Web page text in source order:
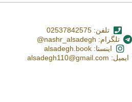
تلفن: 02537842575
تلگرام: nashr_alsadegh@
اینستا: alsadegh.book
ایمیل: alsadegh110@gmail.com